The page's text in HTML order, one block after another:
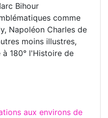
Bihour
comme
Napoléon Charles de
moins illustres,
180° l'Histoire de
aux environs de